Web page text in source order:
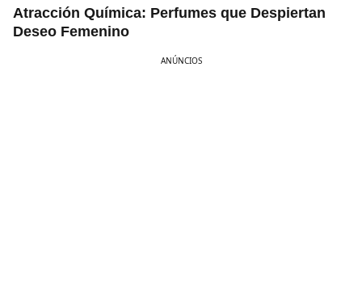
Atracción Química: Perfumes que Despiertan
Deseo Femenino
ANÚNCIOS